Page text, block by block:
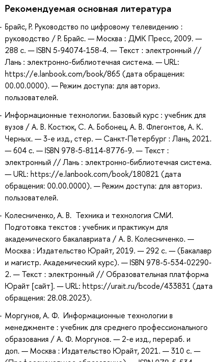
Рекомендуемая основная литература
Брайс, Р. Руководство по цифровому телевидению :
руководство / Р. Брайс. — Москва : ДМК Пресс, 2009. —
288 с. — ISBN 5-94074-158-4. — Текст : электронный //
Лань : электронно-библиотечная система. — URL:
https://e.lanbook.com/book/865 (дата обращения:
00.00.0000). — Режим доступа: для авториз.
пользователей.
Информационные технологии. Базовый курс : учебник для
вузов / А. В. Костюк, С. А. Бобонец, А. В. Флегонтов, А. К.
Черных. — 3-е изд., стер. — Санкт-Петербург : Лань, 2021.
— 604 с. — ISBN 978-5-8114-8776-9. — Текст :
электронный // Лань : электронно-библиотечная система.
— URL: https://e.lanbook.com/book/180821 (дата
обращения: 00.00.0000). — Режим доступа: для авториз.
пользователей.
Колесниченко, А. В. Техника и технология СМИ.
Подготовка текстов : учебник и практикум для
академического бакалавриата / А. В. Колесниченко. —
Москва : Издательство Юрайт, 2019. — 292 с. — (Бакалавр
и магистр. Академический курс). — ISBN 978-5-534-02290-
2. — Текст : электронный // Образовательная платформа
Юрайт [сайт]. — URL: https://urait.ru/bcode/433831 (дата
обращения: 28.08.2023).
Моргунов, А. Ф. Информационные технологии в
менеджменте : учебник для среднего профессионального
образования / А. Ф. Моргунов. — 2-е изд., перераб. и
доп. — Москва : Издательство Юрайт, 2021. — 310 с. —